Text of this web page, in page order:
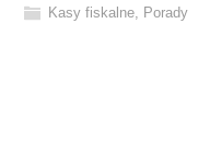
Kasy fiskalne, Porady